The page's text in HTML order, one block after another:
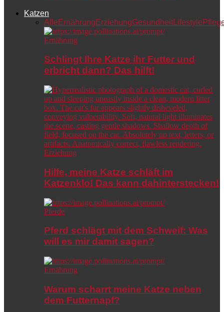
Katzen
Alle Ernährung ErziehungGesundheitLifestyle
Ernährung
Schlingt Ihre Katze ihr Futter und
erbricht dann? Das hilft!
Erziehung
Hilfe, meine Katze schläft im
Katzenklo! Das kann dahinterstecken!
Pferde
Pferd schlägt mit dem Schweif: Was
will es mir damit sagen?
Ernährung
Warum scharrt meine Katze neben
dem Futternapf?